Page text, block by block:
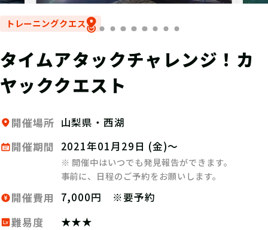
トレーニングクエスト
タイムアタックチャレンジ！カ
ヤッククエスト
開催場所 山梨県・西湖
開催期間
2021年01月29日 (金)～
※ 開催中はいつでも発見報告ができます。
事前に、日程のご予約をお願いします。
開催費用
7,000円 ※要予約
難易度
★★★